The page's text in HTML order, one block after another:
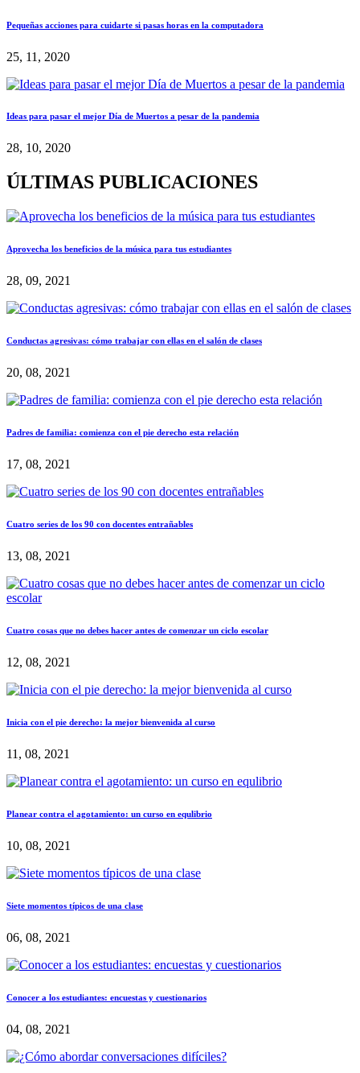
Pequeñas acciones para cuidarte si pasas horas en la computadora
25, 11, 2020
Ideas para pasar el mejor Día de Muertos a pesar de la pandemia
28, 10, 2020
ÚLTIMAS PUBLICACIONES
Aprovecha los beneficios de la música para tus estudiantes
28, 09, 2021
Conductas agresivas: cómo trabajar con ellas en el salón de clases
20, 08, 2021
Padres de familia: comienza con el pie derecho esta relación
17, 08, 2021
Cuatro series de los 90 con docentes entrañables
13, 08, 2021
Cuatro cosas que no debes hacer antes de comenzar un ciclo escolar
12, 08, 2021
Inicia con el pie derecho: la mejor bienvenida al curso
11, 08, 2021
Planear contra el agotamiento: un curso en equlibrio
10, 08, 2021
Siete momentos típicos de una clase
06, 08, 2021
Conocer a los estudiantes: encuestas y cuestionarios
04, 08, 2021